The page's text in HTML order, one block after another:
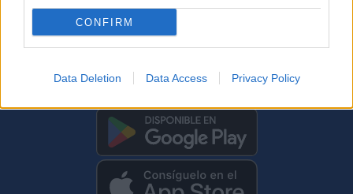
CONFIRM
Data Deletion Data Access Privacy Policy